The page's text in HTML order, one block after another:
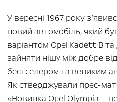
У вересні 1967 року
новий автомобіль, який
варіантом Opel Kadett B
зайняти нішу між добре
бестселером та великим
Як стверджували прес-
«Новинка Opel Olympia —